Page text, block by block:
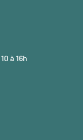
à 16h